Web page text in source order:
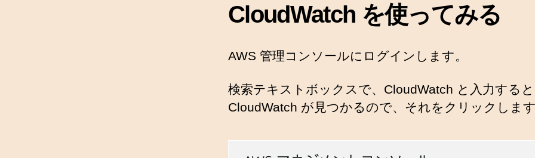
CloudWatch を使ってみる
AWS 管理コンソールにログインします。
検索テキストボックスで、CloudWatch と入力する
CloudWatch が見つかるので、それをクリックしま